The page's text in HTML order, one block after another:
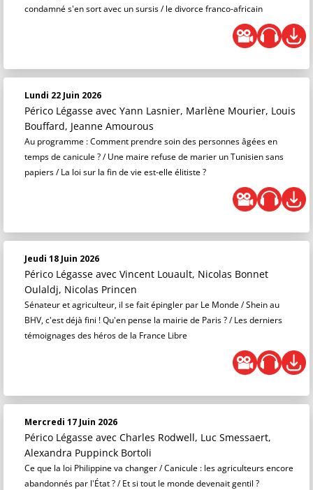
condamné s'en sort avec un sursis / le divorce franco-africain
Lundi 22 Juin 2026
Périco Légasse avec Yann Lasnier, Marlène Mourier, Louis
Bouffard, Jeanne Amourous
Au programme : Comment prendre soin des personnes âgées en
temps de canicule ? / Une maire refuse de marier un Tunisien sans
papiers / La loi sur la fin de vie est-elle élitiste ?
Jeudi 18 Juin 2026
Périco Légasse avec Vincent Louault, Nicolas Bonnet
Oulaldj, Nicolas Princen
Sénateur et agriculteur, il se fait épingler par Le Monde / Shein au
BHV, c'est déjà fini ! Qu'en pense la mairie de Paris ? / Les derniers
témoignages des héros de la France Libre
Mercredi 17 Juin 2026
Périco Légasse avec Charles Rodwell, Luc Smessaert,
Alexandra Puppinck Bortoli
Ce que la loi Philippine va changer / Canicule : les agriculteurs encore
abandonnés par l'État ? / Et si tout le monde devenait gentil ?